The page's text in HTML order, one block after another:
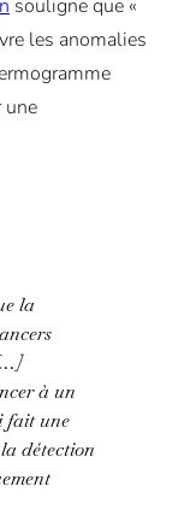
souligne que «
les anomalies
une
la
à un
fait une
détection